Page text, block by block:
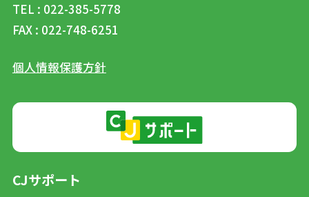
TEL : 022-385-5778
FAX : 022-748-6251
個人情報保護方針
CJサポート